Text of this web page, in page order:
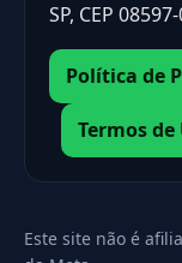
SP, CEP
Política de
Termos de
Este site não é